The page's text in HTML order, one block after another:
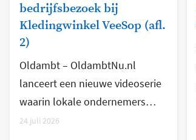
bedrijfsbezoek bij
Kledingwinkel VeeSop (afl.
2)
Oldambt – OldambtNu.nl
lanceert een nieuwe videoserie
waarin lokale ondernemers…
24 juli 2026